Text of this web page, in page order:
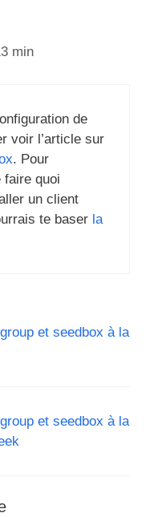
min
de
voir l’article sur
. Pour
faire quoi
un client
te baser la
et seedbox à la
et seedbox à la